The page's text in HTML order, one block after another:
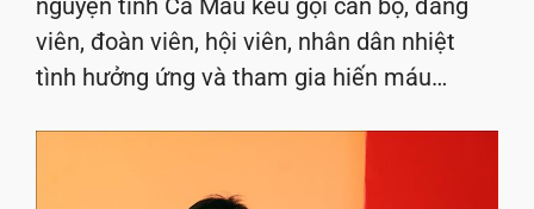
nguyện tỉnh Cà Mau kêu gọi cán bộ, đảng
viên, đoàn viên, hội viên, nhân dân nhiệt
tình hưởng ứng và tham gia hiến máu…